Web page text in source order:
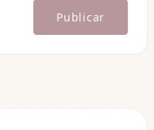
Publicar